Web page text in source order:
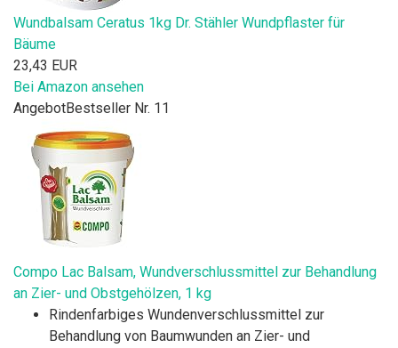
Wundbalsam Ceratus 1kg Dr. Stähler Wundpflaster für
Bäume
23,43 EUR
Bei Amazon ansehen
AngebotBestseller Nr. 11
Compo Lac Balsam, Wundverschlussmittel zur Behandlung
an Zier- und Obstgehölzen, 1 kg
Rindenfarbiges Wundenverschlussmittel zur
Behandlung von Baumwunden an Zier- und